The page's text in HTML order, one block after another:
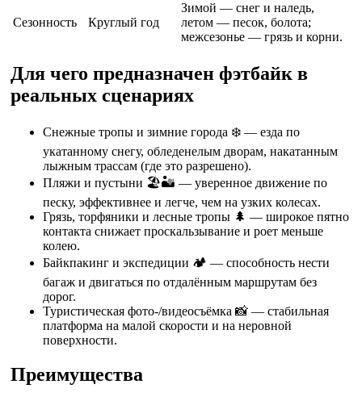
Сезонность Круглый год
Зимой — снег и наледь,
летом — песок, болота;
межсезонье — грязь и корни.
Для чего предназначен фэтбайк в
реальных сценариях
Снежные тропы и зимние города ❄️ — езда по
укатанному снегу, обледенелым дворам, накатанным
лыжным трассам (где это разрешено).
Пляжи и пустыни 🏖️🏜️ — уверенное движение по
песку, эффективнее и легче, чем на узких колесах.
Грязь, торфяники и лесные тропы 🌲 — широкое пятно
контакта снижает проскальзывание и роет меньше
колею.
Байкпакинг и экспедиции 🏕️ — способность нести
багаж и двигаться по отдалённым маршрутам без
дорог.
Туристическая фото-/видеосъёмка 📸 — стабильная
платформа на малой скорости и на неровной
поверхности.
Преимущества